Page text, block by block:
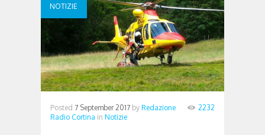
NOTIZIE
Posted 7 September 2017 by Redazione
Radio Cortina in Notizie
2232